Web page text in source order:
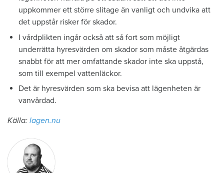
uppkommer ett större slitage än vanligt och undvika att
det uppstår risker för skador.
I vårdplikten ingår också att så fort som möjligt
underrätta hyresvärden om skador som måste åtgärdas
snabbt för att mer omfattande skador inte ska uppstå,
som till exempel vattenläckor.
Det är hyresvärden som ska bevisa att lägenheten är
vanvårdad.
Källa: lagen.nu